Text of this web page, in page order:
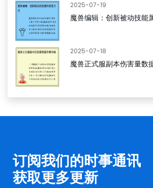
2025-07-19
魔兽编辑：创新被动技能
2025-07-18
魔兽正式服副本伤害量数
订阅我们的时事通讯
获取更多更新